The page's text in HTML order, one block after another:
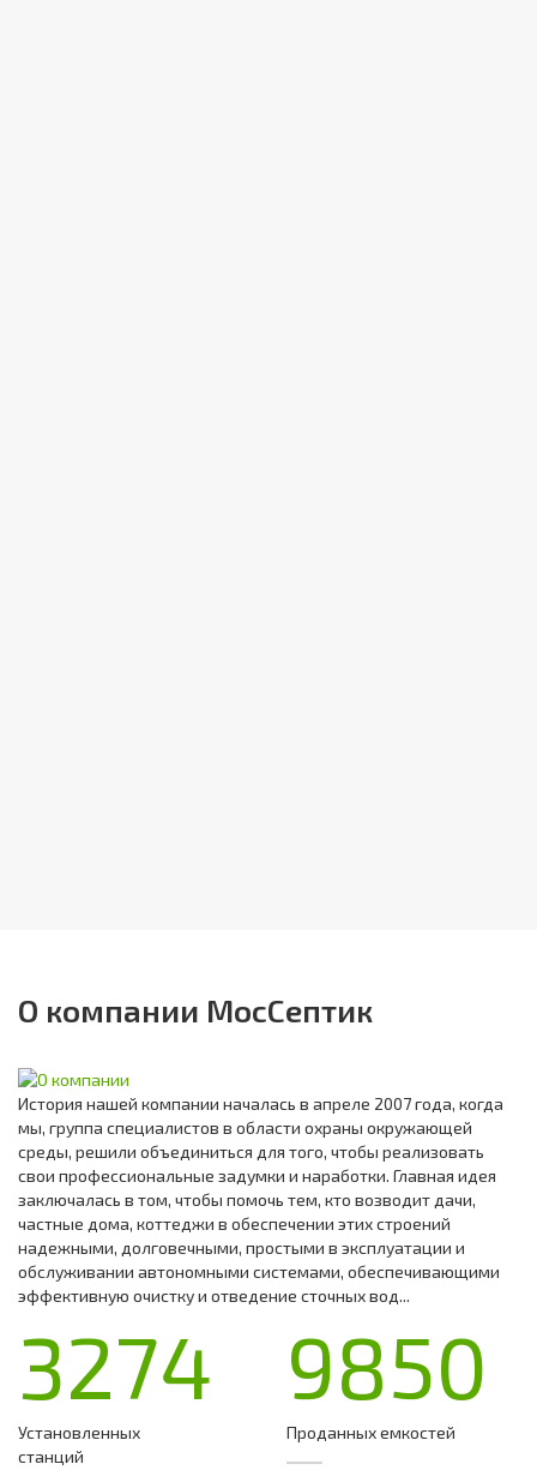
О компании МосСептик
История нашей компании началась в апреле 2007 года, когда
мы, группа специалистов в области охраны окружающей
среды, решили объединиться для того, чтобы реализовать
свои профессиональные задумки и наработки. Главная идея
заключалась в том, чтобы помочь тем, кто возводит дачи,
частные дома, коттеджи в обеспечении этих строений
надежными, долговечными, простыми в эксплуатации и
обслуживании автономными системами, обеспечивающими
эффективную очистку и отведение сточных вод...
3274
Установленных
станций
9850
Проданных емкостей